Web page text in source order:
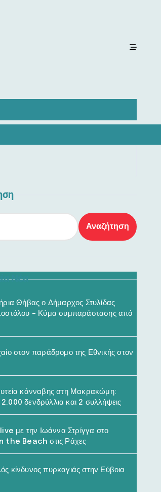
Αναζήτηση
Νέα
Θήβας ο Δήμαρχος Στυλίδας
– Κύμα συμπαράστασης από
στον παράδρομο της Εθνικής στον
κάνναβης στη Μακρακώμη:
δενδρύλλια και 2 συλλήψεις
με την Ιωάννα Στρίγγα στο
the Beach στις Ράχες
κίνδυνος πυρκαγιάς στην Εύβοια